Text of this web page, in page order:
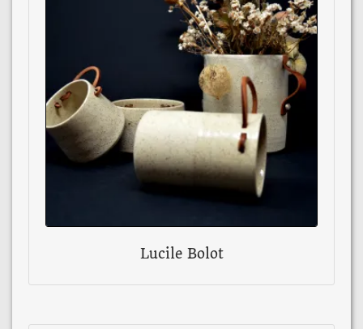
Lucile Bolot